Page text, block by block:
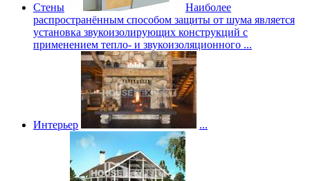
Стены
Наиболее
распространённым способом защиты от шума является
установка звукоизолирующих конструкций с
применением тепло- и звукоизоляционного ...
Интерьер ...